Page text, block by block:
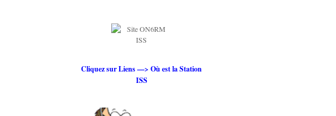
Cliquez sur Liens —> Où est la Station
ISS